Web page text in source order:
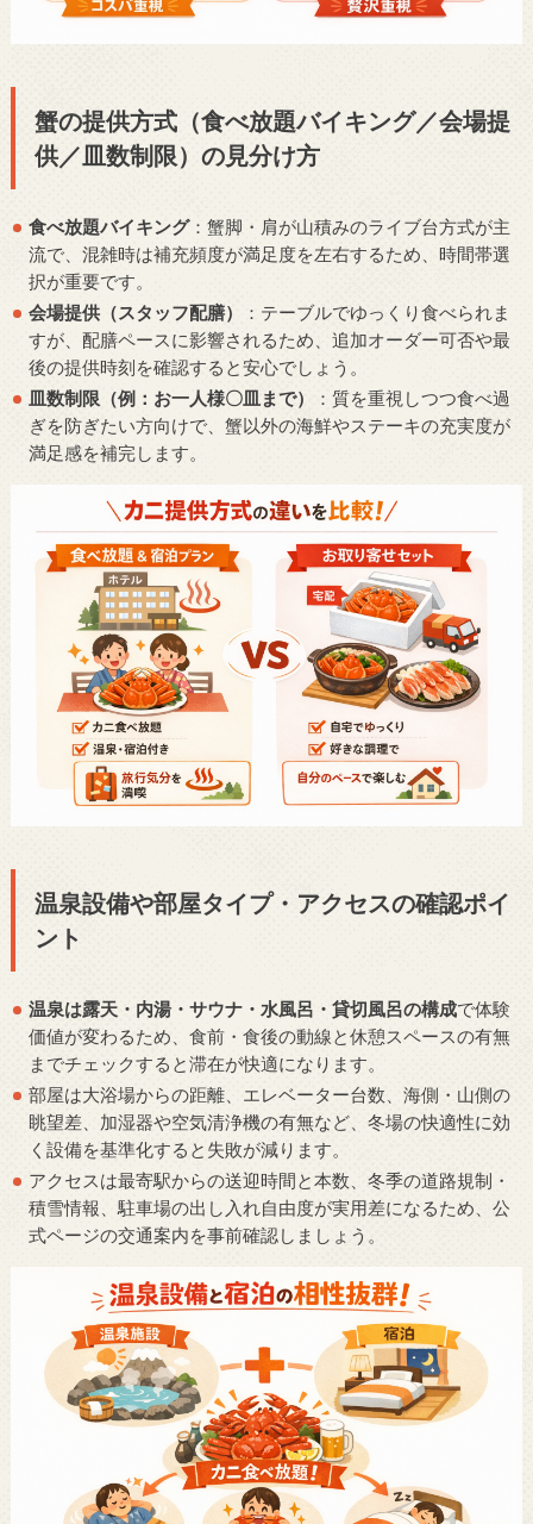
蟹の提供方式（食べ放題バイキング／会場提
供／皿数制限）の見分け方
食べ放題バイキング：蟹脚・肩が山積みのライブ台方式が主
流で、混雑時は補充頻度が満足度を左右するため、時間帯選
択が重要です。
会場提供（スタッフ配膳）
：テーブルでゆっくり食べられま
すが、配膳ペースに影響されるため、追加オーダー可否や最
後の提供時刻を確認すると安心でしょう。
皿数制限（例：お一人様〇皿まで）
：質を重視しつつ食べ過
ぎを防ぎたい方向けで、蟹以外の海鮮やステーキの充実度が
満足感を補完します。
温泉設備や部屋タイプ・アクセスの確認ポイ
ント
温泉は露天・内湯・サウナ・水風呂・貸切風呂の構成で体験
価値が変わるため、食前・食後の動線と休憩スペースの有無
までチェックすると滞在が快適になります。
部屋は大浴場からの距離、エレベーター台数、海側・山側の
眺望差、加湿器や空気清浄機の有無など、冬場の快適性に効
く設備を基準化すると失敗が減ります。
アクセスは最寄駅からの送迎時間と本数、冬季の道路規制・
積雪情報、駐車場の出し入れ自由度が実用差になるため、公
式ページの交通案内を事前確認しましょう。